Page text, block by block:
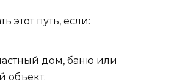
этот путь, если:
дом, баню или
объект.